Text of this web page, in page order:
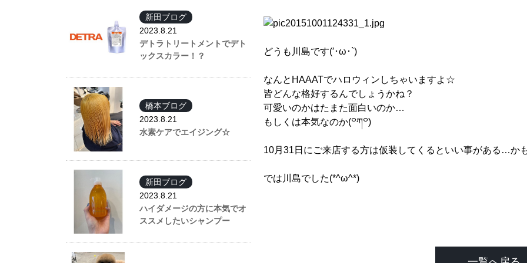
どうも川島です(′･ω･`)
なんとHAAATでハロウィンしちゃいますよ☆
皆どんな格好するんでしょうかね？
可愛いのかはたまた面白いのか…
もしくは本気なのか(꒪ཀ꒪)
10月31日にご来店する方は仮装してくるといい事がある…か
では川島でした(*^ω^*)
新田ブログ
2023.8.21
デトラトリートメントでデト
ックスカラー！？
橋本ブログ
2023.8.21
水素ケアでエイジング☆
新田ブログ
2023.8.21
ハイダメージの方に本気でオ
ススメしたいシャンプー